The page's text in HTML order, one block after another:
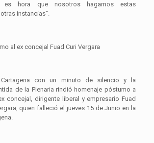
es hora que nosotros hagamos estas
instancias”.
al ex concejal Fuad Curi Vergara
con un minuto de silencio y la
de la Plenaria rindió homenaje póstumo a
concejal, dirigente liberal y empresario Fuad
quien falleció el jueves 15 de Junio en la